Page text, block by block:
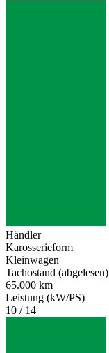
Händler
Karosserieform
Kleinwagen
Tachostand (abgelesen)
65.000 km
Leistung (kW/PS)
10 / 14